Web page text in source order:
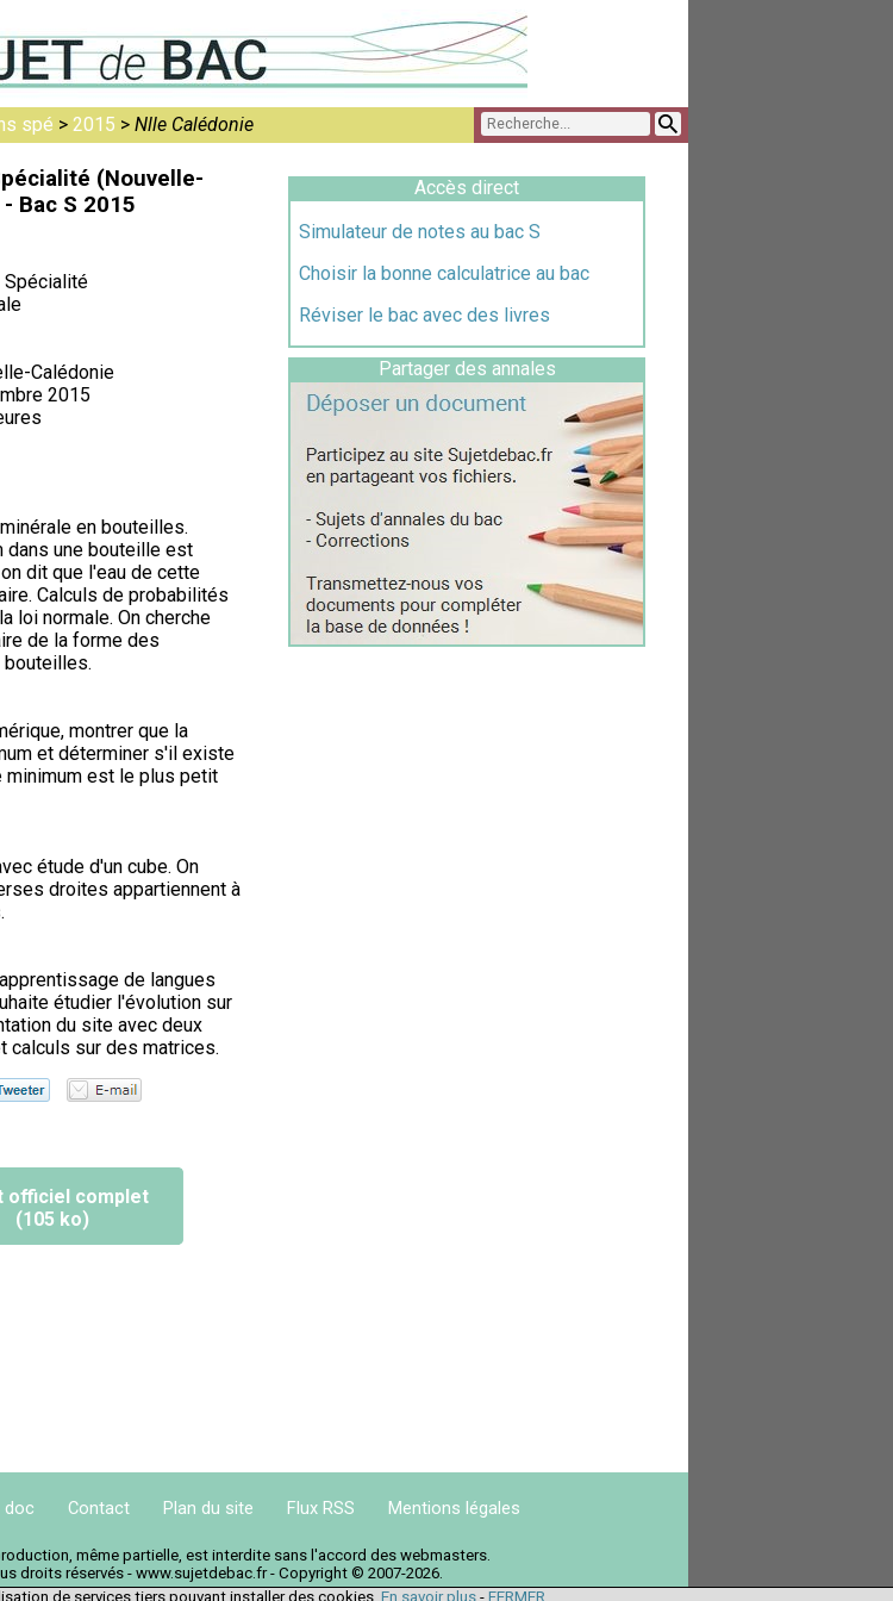
spé > 2015 > Nlle Calédonie
(Nouvelle-
Bac S 2015
Spécialité
Calédonie
2015
en bouteilles.
dans une bouteille est
dit que l'eau de cette
Calculs de probabilités
loi normale. On cherche
de la forme des
montrer que la
et déterminer s'il existe
minimum est le plus petit
étude d'un cube. On
droites appartiennent à
de langues
étudier l'évolution sur
du site avec deux
calculs sur des matrices.
officiel complet
(105 ko)
Accès direct
Simulateur de notes au bac S
Choisir la bonne calculatrice au bac
Réviser le bac avec des livres
Partager des annales
doc Contact Plan du site Flux RSS Mentions légales
même partielle, est interdite sans l'accord des webmasters.
droits réservés - www.sujetdebac.fr - Copyright © 2007-2026.
de services tiers pouvant installer des cookies. En savoir plus- FERMER